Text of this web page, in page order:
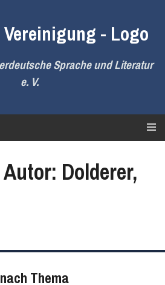
Sprache und Literatur
e. V.
Dolderer,
Thema